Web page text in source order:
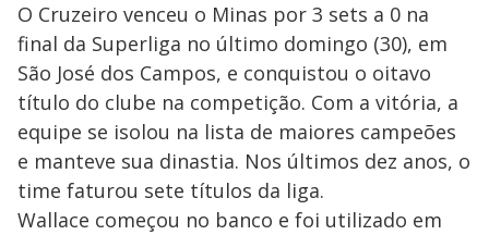
O Cruzeiro venceu o Minas por 3 sets a 0 na
final da Superliga no último domingo (30), em
São José dos Campos, e conquistou o oitavo
título do clube na competição. Com a vitória, a
equipe se isolou na lista de maiores campeões
e manteve sua dinastia. Nos últimos dez anos, o
time faturou sete títulos da liga.
Wallace começou no banco e foi utilizado em